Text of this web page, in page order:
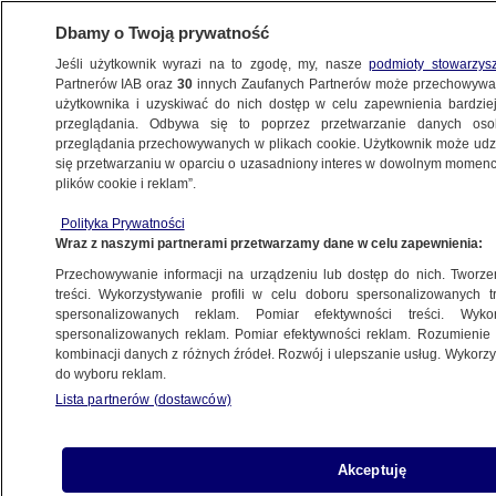
BIZNES
ZE ŚWIATA
że na pokładzie był wrażliwy ładunek"
27.04.2024, 15:34
Udostępnij
Dbamy o Twoją prywatność
Jeśli użytkownik wyrazi na to zgodę, my, naszepodmioty
Partnerów IAB oraz30 innych Zaufanych Partnerów może
użytkownika i uzyskiwać do nich dostęp w celu zapewnienia
przeglądania. Odbywa się to poprzez przetwarzanie danych
przeglądania przechowywanych w plikach cookie. Użytkownik może
się przetwarzaniu w oparciu o uzasadniony interes w dowolnym
plików cookie i reklam”.
Polityka Prywatności
Wraz z naszymi partnerami przetwarzamy dane w celu zapewnienia:
Przechowywanie informacji na urządzeniu lub dostęp do nich.
treści. Wykorzystywanie profili w celu doboru spersonalizowanych
spersonalizowanych reklam. Pomiar efektywności treści.
spersonalizowanych reklam. Pomiar efektywności reklam.
kombinacji danych z różnych źródeł. Rozwój i ulepszanie usług.
do wyboru reklam.
Lista partnerów (dostawców)
Akceptuję